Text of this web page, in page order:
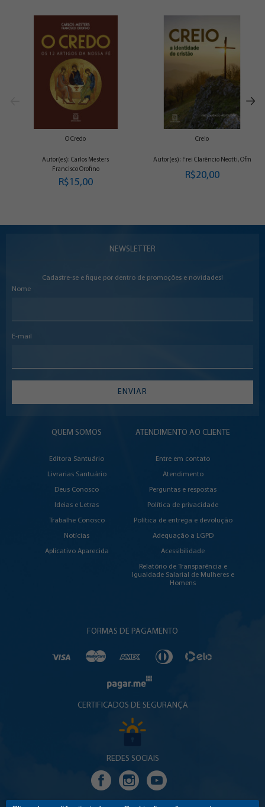
O Credo
Autor(es): Carlos Mesters
Francisco Orofino
R$15,00
Creio
Autor(es): Frei Clarêncio Neotti, Ofm
R$20,00
NEWSLETTER
Cadastre-se e fique por dentro de promoções e novidades!
Nome
E-mail
ENVIAR
QUEM SOMOS
Editora Santuário
Livrarias Santuário
Deus Conosco
Ideias e Letras
Trabalhe Conosco
Notícias
Aplicativo Aparecida
ATENDIMENTO AO CLIENTE
Entre em contato
Atendimento
Perguntas e respostas
Política de privacidade
Política de entrega e devolução
Adequação a LGPD
Acessibilidade
Relatório de Transparência e
Igualdade Salarial de Mulheres e
Homens
FORMAS DE PAGAMENTO
CERTIFICADOS DE SEGURANÇA
REDES SOCIAIS